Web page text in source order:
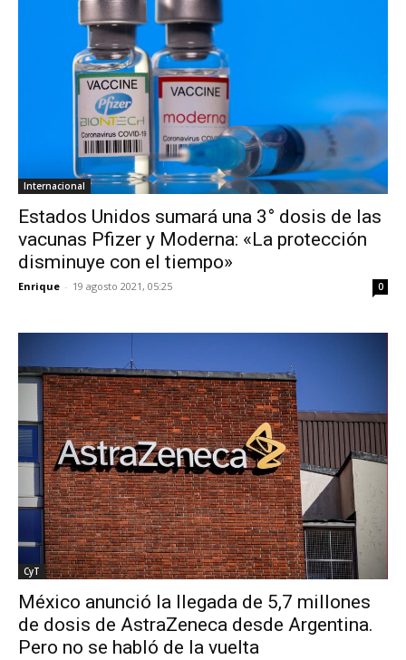
Internacional
Estados Unidos sumará una 3° dosis de las
vacunas Pfizer y Moderna: «La protección
disminuye con el tiempo»
Enrique - 19 agosto 2021, 05:25 0
CyT
México anunció la llegada de 5,7 millones
de dosis de AstraZeneca desde Argentina.
Pero no se habló de la vuelta